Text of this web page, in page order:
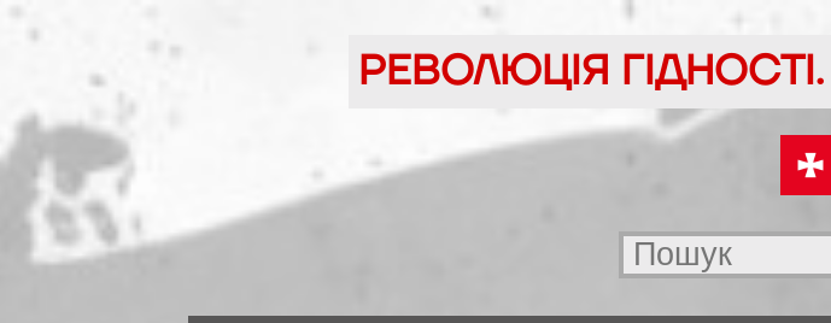
Перейти
РЕВОЛЮЦІЯ